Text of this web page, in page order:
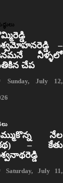
–
నీళ్ళలో
చేప
Sunday, July 12,
నేల
– కేతు
Saturday, July 11,